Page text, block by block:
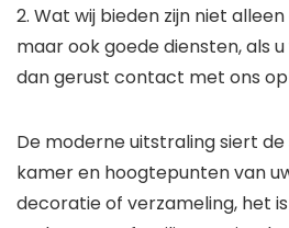
2. Wat wij bieden zijn niet
maar ook goede diensten, als
dan gerust contact met ons
De moderne uitstraling siert
kamer en hoogtepunten van
decoratie of verzameling, het